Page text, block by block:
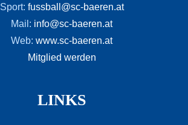
Sport: fussball@sc-baeren.at
Mail: info@sc-baeren.at
Web: www.sc-baeren.at
Mitglied werden
LINKS